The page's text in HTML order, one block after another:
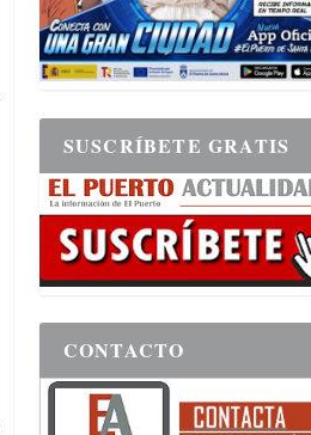
SUSCRÍBETE GRATIS
CONTACTO